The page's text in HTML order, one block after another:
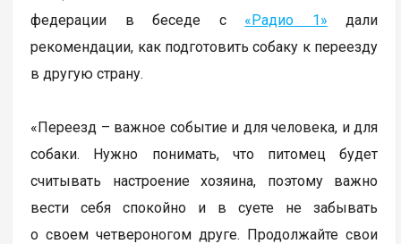
федерации в беседе с «Радио 1» дали
рекомендации, как подготовить собаку к переезду
в другую страну.
«Переезд – важное событие и для человека, и для
собаки. Нужно понимать, что питомец будет
считывать настроение хозяина, поэтому важно
вести себя спокойно и в суете не забывать
о своем четвероногом друге. Продолжайте свои